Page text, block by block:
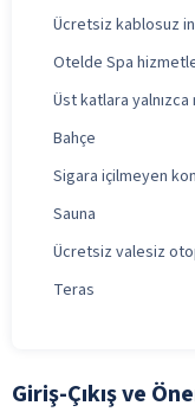
Ücretsiz kablosuz
Otelde Spa
Üst katlara
Bahçe
Sigara içilmeyen
Sauna
Ücretsiz valesiz
Teras
Giriş-Çıkış ve